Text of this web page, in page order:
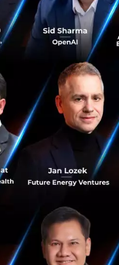
กำลังก้าวสู่ยุค
รพัฒนาศักยภาพ
เวียดนามเป็นคู่
นและต่อยอดซึ่ง
กอย่างเต็มที่
ร่วมมือที่ใกล้ชิด